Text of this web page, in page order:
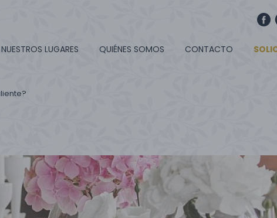
NUESTROS LUGARES QUIÉNES SOMOS CONTACTO